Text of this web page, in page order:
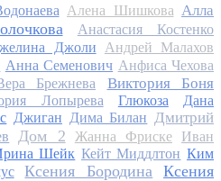
Алена Шишкова Алла
Анастасия Костенко
Джоли
Андрей Малахов
Анна Семенович Анфиса Чехова
Брежнева Виктория Боня
Лопырева Глюкоза
Дана
Джиган Дима Билан Дмитрий
Дом 2 Жанна Фриске
Иван
Шейк Кейт Миддлтон Ким
Ксения Бородина
Ксения